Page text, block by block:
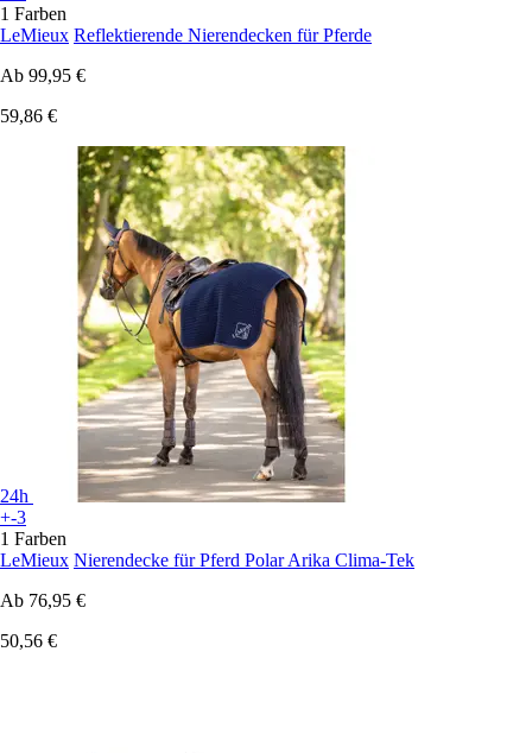
1 Farben
LeMieux Reflektierende Nierendecken für Pferde
Ab 99,95 €
59,86 €
24h
+-3
1 Farben
LeMieux Nierendecke für Pferd Polar Arika Clima-Tek
Ab 76,95 €
50,56 €